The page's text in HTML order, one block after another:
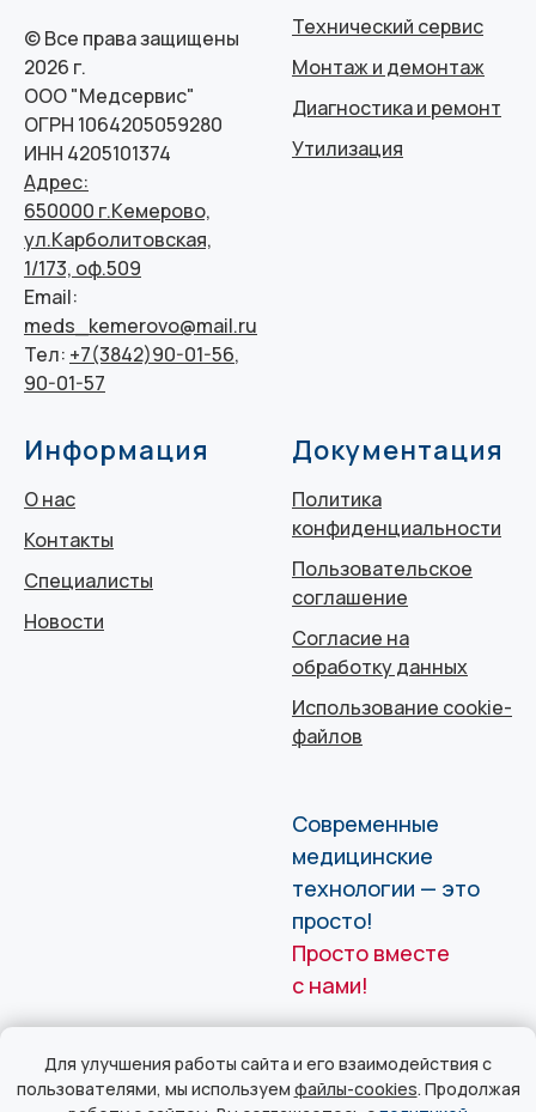
© Все права защищены
2026 г.
ООО "Медсервис"
ОГРН 1064205059280
ИНН 4205101374
Адрес:
650000 г.Кемерово,
ул.Карболитовская,
1/173, оф.509
Email:
meds_kemerovo@mail.ru
Тел: +7(3842)90-01-56,
90-01-57
Технический сервис
Монтаж и демонтаж
Диагностика и ремонт
Утилизация
Информация
О нас
Контакты
Специалисты
Новости
Документация
Политика
конфиденциальности
Пользовательское
соглашение
Согласие на
обработку данных
Использование cookie-
файлов
Современные
медицинские
технологии — это
просто!
Просто вместе
с нами!
Для улучшения работы сайта и его взаимодействия с
пользователями, мы используем файлы-cookies. Продолжая